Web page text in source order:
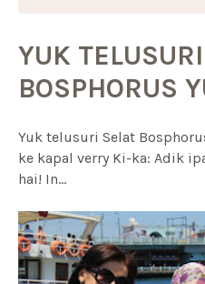
YUK
BOSPHORUS
Yuk telusuri Selat
ke kapal verry Ki-ka: Adik
hai! In...